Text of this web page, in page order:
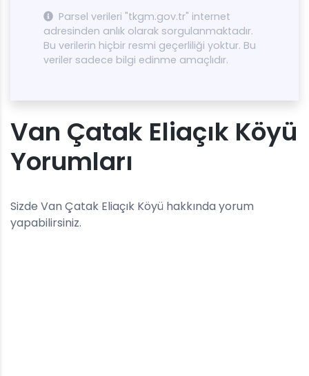
Parsel verileri "tkgm.gov.tr" internet
adresinden anlık olarak sorgulanmaktadır.
Bu verilerin hiçbir resmi geçerliliği yoktur. Bu
veriler sadece bilgi edinme amaçlıdır.
Van Çatak Eliaçık Köyü
Yorumları
Sizde Van Çatak Eliaçık Köyü hakkında yorum
yapabilirsiniz.